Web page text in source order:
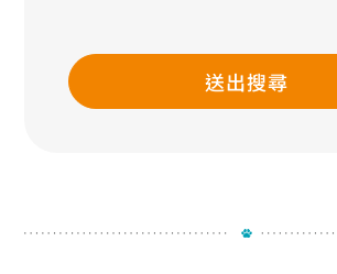
送出搜尋